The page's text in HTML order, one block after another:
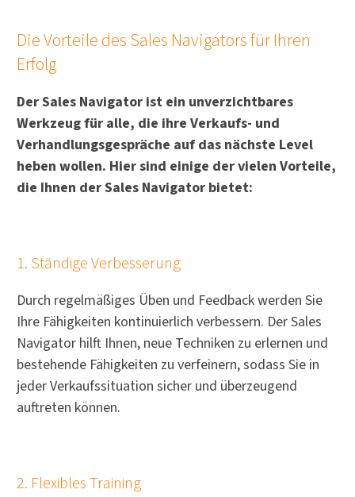
Die Vorteile des Sales Navigators für Ihren
Erfolg
Der Sales Navigator ist ein unverzichtbares
Werkzeug für alle, die ihre Verkaufs- und
Verhandlungsgespräche auf das nächste Level
heben wollen. Hier sind einige der vielen Vorteile,
die Ihnen der Sales Navigator bietet:
1. Ständige Verbesserung
Durch regelmäßiges Üben und Feedback werden Sie
Ihre Fähigkeiten kontinuierlich verbessern. Der Sales
Navigator hilft Ihnen, neue Techniken zu erlernen und
bestehende Fähigkeiten zu verfeinern, sodass Sie in
jeder Verkaufssituation sicher und überzeugend
auftreten können.
2. Flexibles Training